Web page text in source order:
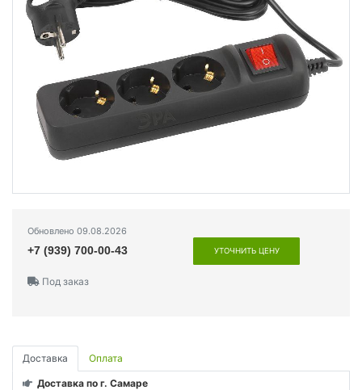
Обновлено 09.08.2026
+7 (939) 700-00-43 УТОЧНИТЬ ЦЕНУ
Под заказ
Доставка Оплата
Доставка по г. Самаре